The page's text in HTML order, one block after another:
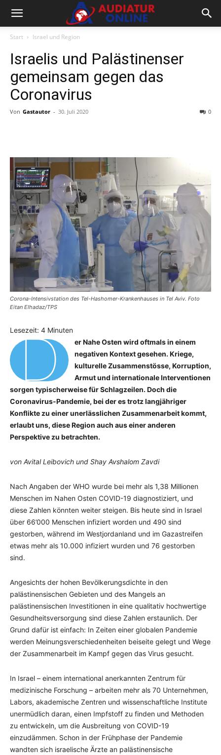
Start Israel und Region
Israelis und Palästinenser
gemeinsam gegen das
Coronavirus
Von Gastautor - 30. Juli 2020 0
Corona-Intensivstation des Tel-Hashomer-Krankenhauses in Tel Aviv. Foto
Eitan Elhadaz/TPS
Lesezeit: 4 Minuten
D
er Nahe Osten wird oftmals in einem
negativen Kontext gesehen. Kriege,
kulturelle Zusammenstösse, Korruption,
Armut und internationale Interventionen
sorgen typischerweise für Schlagzeilen. Doch die
Coronavirus-Pandemie, bei der es trotz langjähriger
Konflikte zu einer unerlässlichen Zusammenarbeit kommt,
erlaubt uns, diese Region auch aus einer anderen
Perspektive zu betrachten.
von Avital Leibovich und Shay Avshalom Zavdi
Nach Angaben der WHO wurde bei mehr als 1,38 Millionen
Menschen im Nahen Osten COVID-19 diagnostiziert, und
diese Zahlen könnten weiter steigen. Bis heute sind in Israel
über 66’000 Menschen infiziert worden und 490 sind
gestorben, während im Westjordanland und im Gazastreifen
etwas mehr als 10.000 infiziert wurden und 76 gestorben
sind.
Angesichts der hohen Bevölkerungsdichte in den
palästinensischen Gebieten und des Mangels an
palästinensischen Investitionen in eine qualitativ hochwertige
Gesundheitsversorgung sind diese Zahlen erstaunlich. Der
Grund dafür ist einfach: In Zeiten einer globalen Pandemie
werden Meinungsverschiedenheiten beiseite gelegt und Wege
der Zusammenarbeit im Kampf gegen das Virus gesucht.
In Israel – einem international anerkannten Zentrum für
medizinische Forschung – arbeiten mehr als 70 Unternehmen,
Labors, akademische Zentren und wissenschaftliche Institute
unermüdlich daran, einen Impfstoff zu finden und Methoden
zu entwickeln, um die Ausbreitung von COVID-19
einzudämmen. Schon in der Frühphase der Pandemie
wandten sich israelische Ärzte an palästinensische